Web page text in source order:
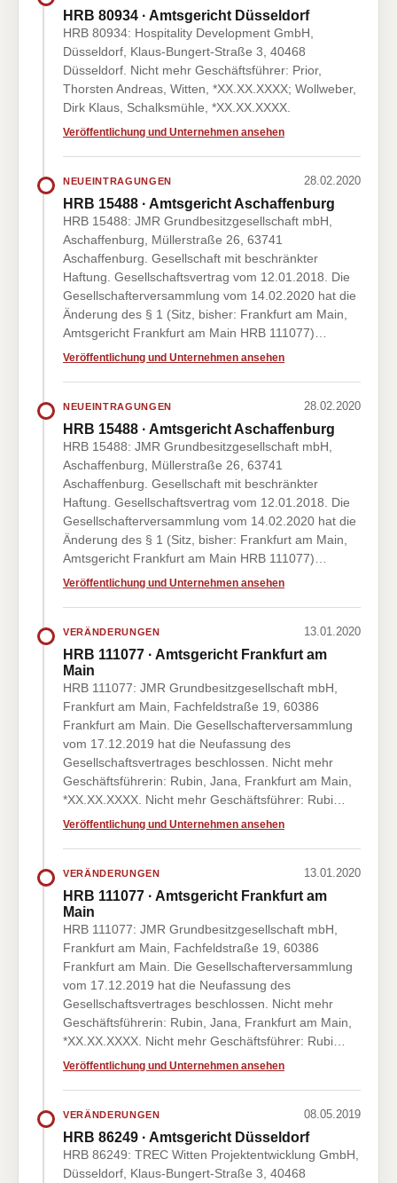
HRB 80934 · Amtsgericht Düsseldorf
HRB 80934: Hospitality Development GmbH,
Düsseldorf, Klaus-Bungert-Straße 3, 40468
Düsseldorf. Nicht mehr Geschäftsführer: Prior,
Thorsten Andreas, Witten, *XX.XX.XXXX; Wollweber,
Dirk Klaus, Schalksmühle, *XX.XX.XXXX.
Veröffentlichung und Unternehmen ansehen
NEUEINTRAGUNGEN 28.02.2020
HRB 15488 · Amtsgericht Aschaffenburg
HRB 15488: JMR Grundbesitzgesellschaft mbH,
Aschaffenburg, Müllerstraße 26, 63741
Aschaffenburg. Gesellschaft mit beschränkter
Haftung. Gesellschaftsvertrag vom 12.01.2018. Die
Gesellschafterversammlung vom 14.02.2020 hat die
Änderung des § 1 (Sitz, bisher: Frankfurt am Main,
Amtsgericht Frankfurt am Main HRB 111077)…
Veröffentlichung und Unternehmen ansehen
NEUEINTRAGUNGEN 28.02.2020
HRB 15488 · Amtsgericht Aschaffenburg
HRB 15488: JMR Grundbesitzgesellschaft mbH,
Aschaffenburg, Müllerstraße 26, 63741
Aschaffenburg. Gesellschaft mit beschränkter
Haftung. Gesellschaftsvertrag vom 12.01.2018. Die
Gesellschafterversammlung vom 14.02.2020 hat die
Änderung des § 1 (Sitz, bisher: Frankfurt am Main,
Amtsgericht Frankfurt am Main HRB 111077)…
Veröffentlichung und Unternehmen ansehen
VERÄNDERUNGEN 13.01.2020
HRB 111077 · Amtsgericht Frankfurt am
Main
HRB 111077: JMR Grundbesitzgesellschaft mbH,
Frankfurt am Main, Fachfeldstraße 19, 60386
Frankfurt am Main. Die Gesellschafterversammlung
vom 17.12.2019 hat die Neufassung des
Gesellschaftsvertrages beschlossen. Nicht mehr
Geschäftsführerin: Rubin, Jana, Frankfurt am Main,
*XX.XX.XXXX. Nicht mehr Geschäftsführer: Rubi…
Veröffentlichung und Unternehmen ansehen
VERÄNDERUNGEN 13.01.2020
HRB 111077 · Amtsgericht Frankfurt am
Main
HRB 111077: JMR Grundbesitzgesellschaft mbH,
Frankfurt am Main, Fachfeldstraße 19, 60386
Frankfurt am Main. Die Gesellschafterversammlung
vom 17.12.2019 hat die Neufassung des
Gesellschaftsvertrages beschlossen. Nicht mehr
Geschäftsführerin: Rubin, Jana, Frankfurt am Main,
*XX.XX.XXXX. Nicht mehr Geschäftsführer: Rubi…
Veröffentlichung und Unternehmen ansehen
VERÄNDERUNGEN 08.05.2019
HRB 86249 · Amtsgericht Düsseldorf
HRB 86249: TREC Witten Projektentwicklung GmbH,
Düsseldorf, Klaus-Bungert-Straße 3, 40468